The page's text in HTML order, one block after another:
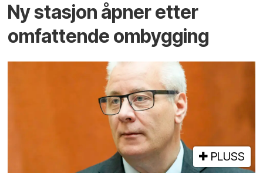
Ny stasjon åpner etter
omfattende ombygging
PLUSS